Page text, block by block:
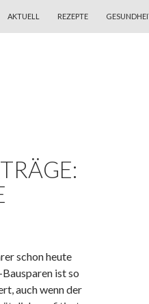
AKTUELL REZEPTE
schon heute
ist so
auch wenn der